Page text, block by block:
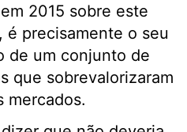
2015 sobre este
é precisamente o seu
de um conjunto de
que sobrevalorizaram
mercados.